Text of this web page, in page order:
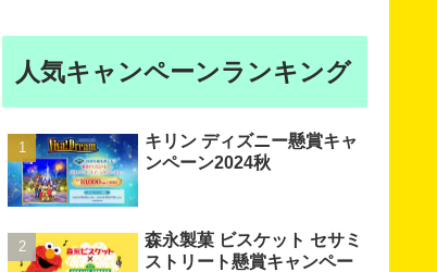
人気キャンペーンランキング
キリン ディズニー懸賞キャ
ンペーン2024秋
森永製菓 ビスケット セサミ
ストリート懸賞キャンペー